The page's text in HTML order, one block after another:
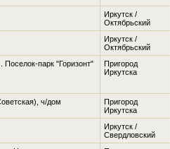
Иркутск /
Октябрьский
Иркутск /
Октябрьский
Поселок-парк "Горизонт"
Пригород
Иркутска
ч/дом
Пригород
Иркутска
Иркутск /
Свердловский